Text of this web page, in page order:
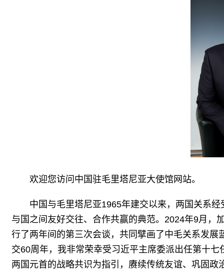
欢迎您访问中国驻毛里塔尼亚大使馆网站。
中国与毛里塔尼亚1965年建交以来，两国关系
与国之间友好交往、合作共赢的典范。2024年9月，
行了两年间的第三次会谈，共同擘画了中毛关系发
交60周年，我非常荣幸受习近平主席委派出任第十
两国元首的战略共识为指引，赓续传统友谊、巩固